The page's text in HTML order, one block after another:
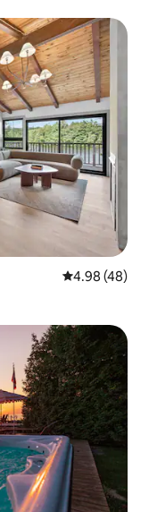
คะแนนเฉลี่ย
4.98 (48)